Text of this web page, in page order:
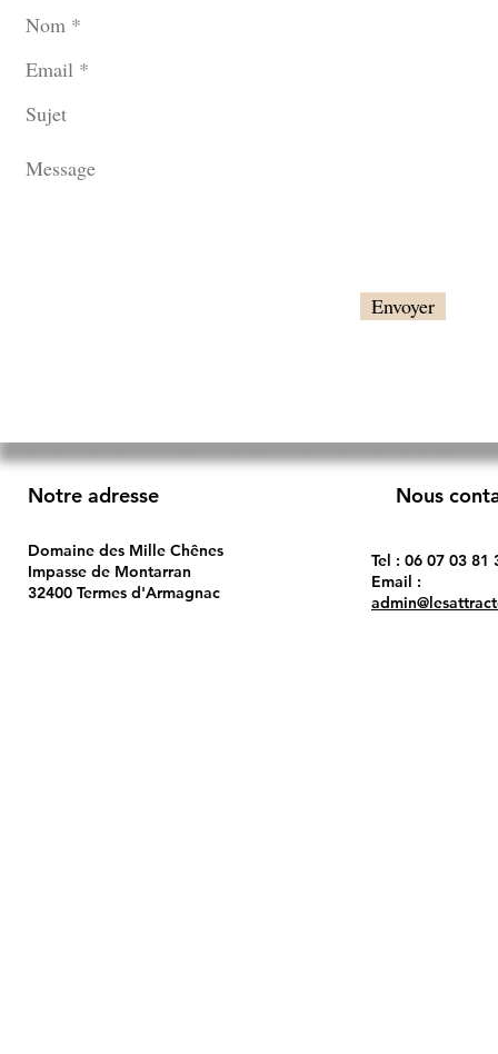
Envoyer
Notre adresse
Domaine des Mille Chênes
Impasse de Montarran
32400 Termes d'Armagnac
Nous
Tel : 06 07 03 81
Email :